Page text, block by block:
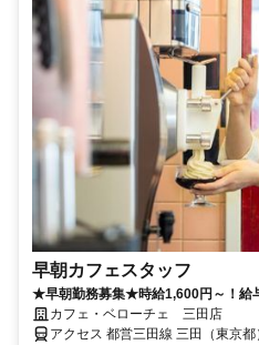
早朝カフェスタッフ
★早朝勤務募集★時給1,600円～！給
社割あり！カフェ勤務未経験歓迎！
カフェ・ベローチェ 三田店
アクセス 都営三田線 三田（東京